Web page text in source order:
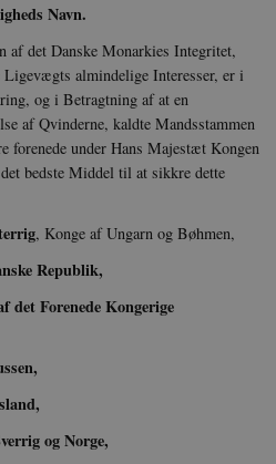
Navn.
af det Danske Monarkies Inte­gritet,
almindelige Interesser, er i
og i Betragtning af at en
af Qvinderne, kaldte Mandsstammen
forenede under Hans Majestæt Kongen
bedste Middel til at sikkre dette
, Konge af Ungarn og Bøhmen,
Republik,
det Forenede Kongerige
og Norge,